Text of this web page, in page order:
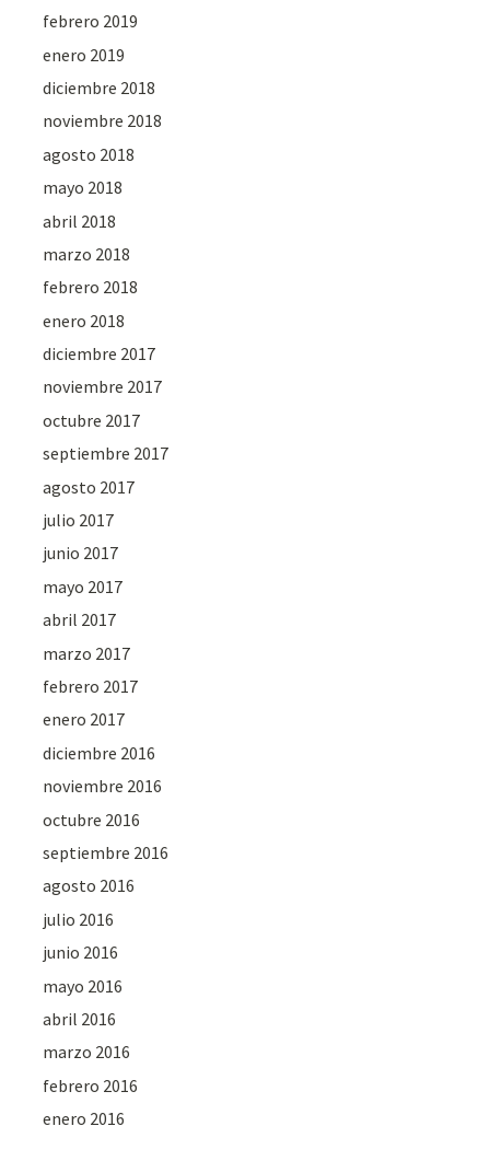
febrero 2019
enero 2019
diciembre 2018
noviembre 2018
agosto 2018
mayo 2018
abril 2018
marzo 2018
febrero 2018
enero 2018
diciembre 2017
noviembre 2017
octubre 2017
septiembre 2017
agosto 2017
julio 2017
junio 2017
mayo 2017
abril 2017
marzo 2017
febrero 2017
enero 2017
diciembre 2016
noviembre 2016
octubre 2016
septiembre 2016
agosto 2016
julio 2016
junio 2016
mayo 2016
abril 2016
marzo 2016
febrero 2016
enero 2016